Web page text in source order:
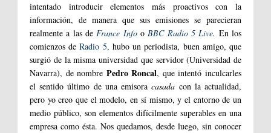
intentado introducir elementos más proactivos con la
información, de manera que sus emisiones se parecieran
realmente a las deFrance InfooBBC Radio 5 Live. En los
comienzos deRadio 5, hubo un periodista, buen amigo, que
surgió de la misma universidad que servidor (Universidad de
Navarra), de nombre Pedro Roncal, que intentó inculcarles
el sentido último de una emisoracasada con la actualidad,
pero yo creo que el modelo, en sí mismo, y el entorno de un
medio público, son elementos difícilmente superables en una
empresa como ésta. Nos quedamos, desde luego, sin conocer